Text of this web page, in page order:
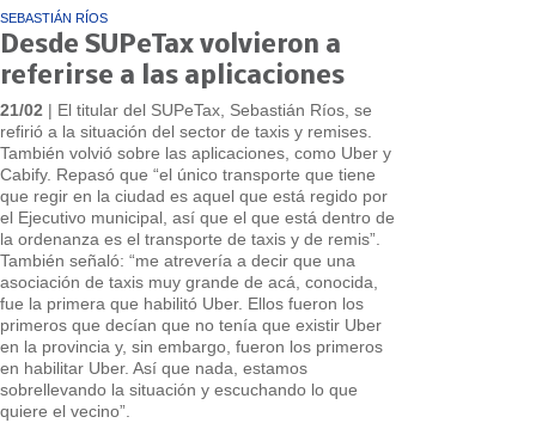
SEBASTIÁN RÍOS
Desde SUPeTax volvieron a
referirse a las aplicaciones
21/02 | El titular del SUPeTax, Sebastián Ríos, se
refirió a la situación del sector de taxis y remises.
También volvió sobre las aplicaciones, como Uber y
Cabify. Repasó que “el único transporte que tiene
que regir en la ciudad es aquel que está regido por
el Ejecutivo municipal, así que el que está dentro de
la ordenanza es el transporte de taxis y de remis”.
También señaló: “me atrevería a decir que una
asociación de taxis muy grande de acá, conocida,
fue la primera que habilitó Uber. Ellos fueron los
primeros que decían que no tenía que existir Uber
en la provincia y, sin embargo, fueron los primeros
en habilitar Uber. Así que nada, estamos
sobrellevando la situación y escuchando lo que
quiere el vecino”.